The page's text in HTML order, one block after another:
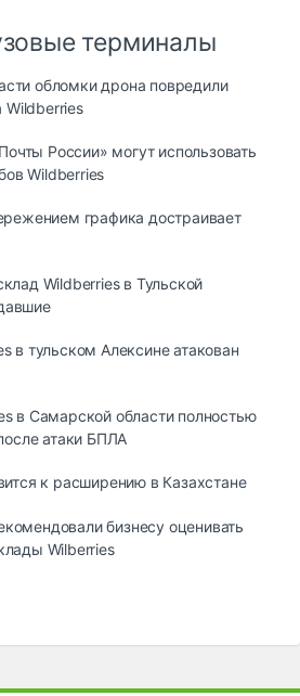
терминалы
обломки дрона повредили
Wildberries
России» могут использовать
Wildberries
графика достраивает
Wildberries в Тульской
в тульском Алексине атакован
в Самарской области полностью
атаки БПЛА
к расширению в Казахстане
бизнесу оценивать
Wilberries